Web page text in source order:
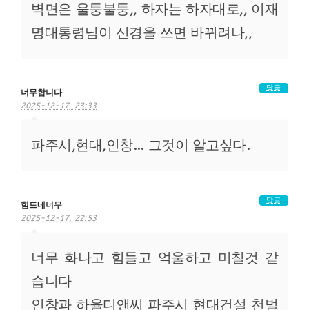
벽면은 울퉁불퉁,, 하자는 하자대로,, 이재
명대통령님이 신경을 쓰면 바뀌려나,,
너무합니다
2025-12-17, 23:33
파주시,현대,인창… 그것이 알고싶다.
답글
힘드네너무
2025-12-17, 22:53
너무 화나고 힘들고 억울하고 미칠것 같
습니다
인창과 하율디앤씨 파주시 현대건설 천벌
답글